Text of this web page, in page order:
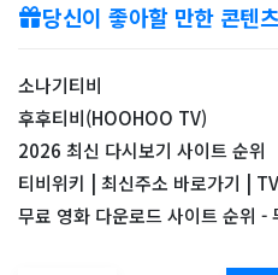
당신이 좋아할 만한 콘텐츠
소나기티비
후후티비(HOOHOO TV)
2026 최신 다시보기 사이트 순위
티비위키 | 최신주소 바로가기 |
무료 영화 다운로드 사이트 순위 -